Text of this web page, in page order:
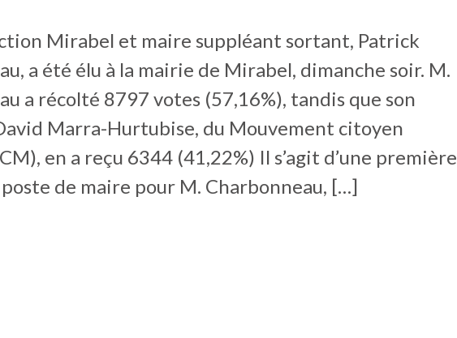
Mirabel et maire suppléant sortant, Patrick
a été élu à la mairie de Mirabel, dimanche soir. M.
a récolté 8797 votes (57,16%), tandis que son
Marra-Hurtubise, du Mouvement citoyen
en a reçu 6344 (41,22%) Il s’agit d’une première
de maire pour M. Charbonneau, […]